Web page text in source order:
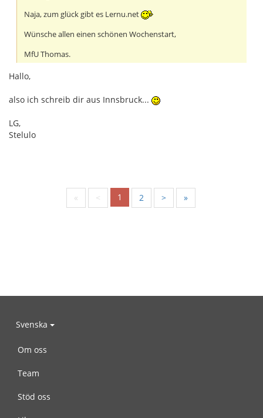
Naja, zum glück gibt es Lernu.net
Wünsche allen einen schönen Wochenstart,
MfU Thomas.
Hallo,
also ich schreib dir aus Innsbruck...
LG,
Stelulo
« < 1 2 > »
Svenska
Om oss
Team
Stöd oss